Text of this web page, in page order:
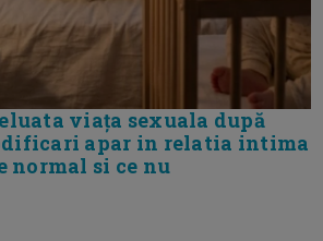
viața sexuala după
apar in relatia intima
normal si ce nu